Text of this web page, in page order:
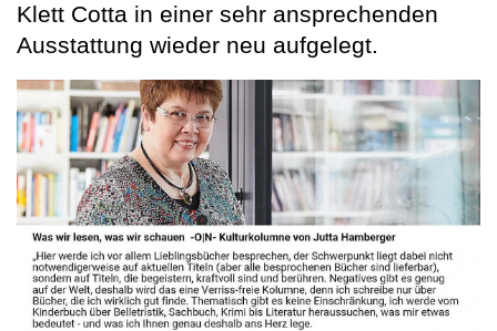
Klett Cotta in einer sehr ansprechenden
Ausstattung wieder neu aufgelegt.